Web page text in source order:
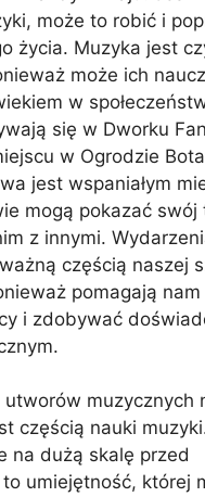
może to robić i
życia. Muzyka jest
może ich
w
się w Dworku
w Ogrodzie
jest wspaniałym
mogą pokazać swój
z innymi.
częścią naszej
pomagają
i zdobywać
muzycznych
częścią nauki
na dużą skalę przed
umiejętność, której